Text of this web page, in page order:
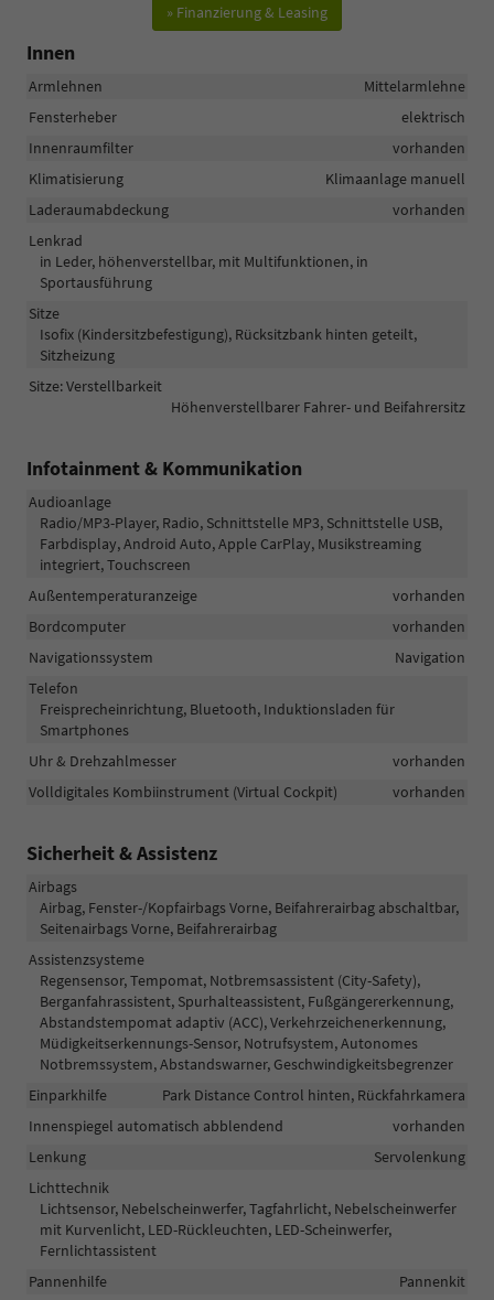
» Finanzierung & Leasing
Innen
Armlehnen
Mittelarmlehne
Fensterheber
elektrisch
Innenraumfilter
vorhanden
Klimatisierung
Klimaanlage manuell
Laderaumabdeckung
vorhanden
Lenkrad
in Leder, höhenverstellbar, mit Multifunktionen, in
Sportausführung
Sitze
Isofix (Kindersitzbefestigung), Rücksitzbank hinten geteilt,
Sitzheizung
Sitze: Verstellbarkeit
Höhenverstellbarer Fahrer- und Beifahrersitz
Infotainment & Kommunikation
Audioanlage
Radio/MP3-Player, Radio, Schnittstelle MP3, Schnittstelle USB,
Farbdisplay, Android Auto, Apple CarPlay, Musikstreaming
integriert, Touchscreen
Außentemperaturanzeige
vorhanden
Bordcomputer
vorhanden
Navigationssystem
Navigation
Telefon
Freisprecheinrichtung, Bluetooth, Induktionsladen für
Smartphones
Uhr & Drehzahlmesser
vorhanden
Volldigitales Kombiinstrument (Virtual Cockpit)
vorhanden
Sicherheit & Assistenz
Airbags
Airbag, Fenster-/Kopfairbags Vorne, Beifahrerairbag abschaltbar,
Seitenairbags Vorne, Beifahrerairbag
Assistenzsysteme
Regensensor, Tempomat, Notbremsassistent (City-Safety),
Berganfahrassistent, Spurhalteassistent, Fußgängererkennung,
Abstandstempomat adaptiv (ACC), Verkehrzeichenerkennung,
Müdigkeitserkennungs-Sensor, Notrufsystem, Autonomes
Notbremssystem, Abstandswarner, Geschwindigkeitsbegrenzer
Einparkhilfe
Park Distance Control hinten, Rückfahrkamera
Innenspiegel automatisch abblendend
vorhanden
Lenkung
Servolenkung
Lichttechnik
Lichtsensor, Nebelscheinwerfer, Tagfahrlicht, Nebelscheinwerfer
mit Kurvenlicht, LED-Rückleuchten, LED-Scheinwerfer,
Fernlichtassistent
Pannenhilfe
Pannenkit